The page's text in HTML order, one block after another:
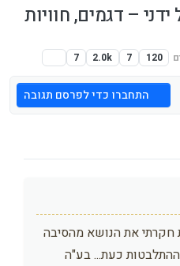
– דגמים, חוויות
120
7
2.0k
7
התחברו כדי לפרסם תגובה
את הנושא מהסיבה
כעת... בע"ה